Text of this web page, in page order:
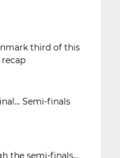
third of this
Semi-finals
the semi-finals...